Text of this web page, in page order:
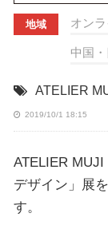
地域 オン
中国・
ATELIER
2019/10/1 18:15
ATELIER
デザイン」展
す。